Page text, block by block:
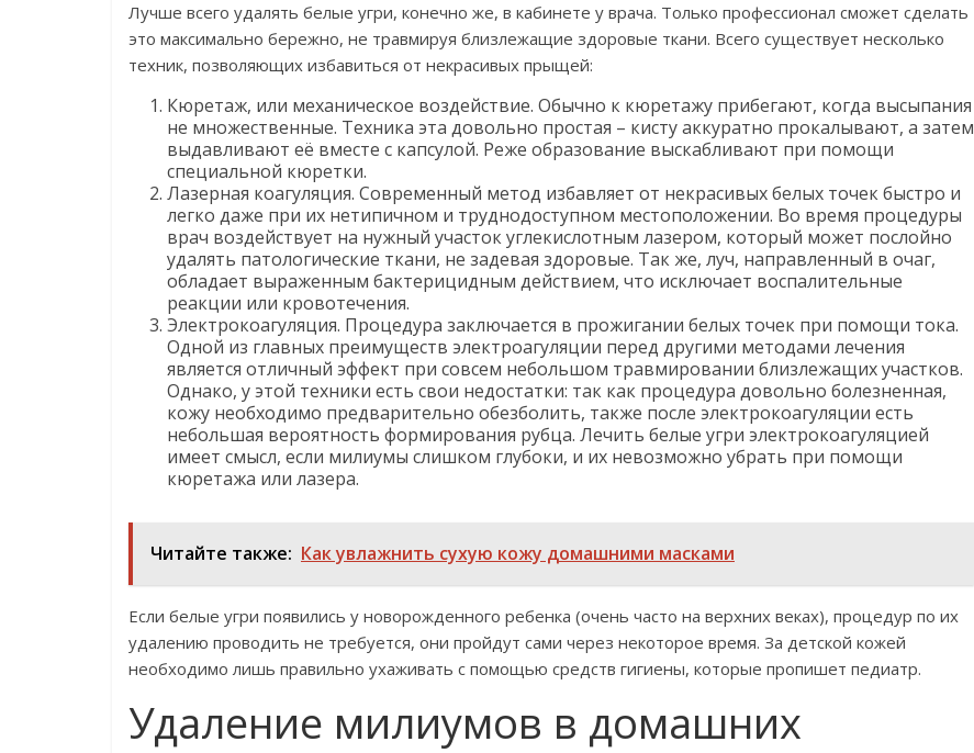
Лучше всего удалять белые угри, конечно же, в кабинете у врача. Только профессионал сможет сделать
это максимально бережно, не травмируя близлежащие здоровые ткани. Всего существует несколько
техник, позволяющих избавиться от некрасивых прыщей:
Кюретаж, или механическое воздействие. Обычно к кюретажу прибегают, когда высыпания
не множественные. Техника эта довольно простая – кисту аккуратно прокалывают, а затем
выдавливают её вместе с капсулой. Реже образование выскабливают при помощи
специальной кюретки.
Лазерная коагуляция. Современный метод избавляет от некрасивых белых точек быстро и
легко даже при их нетипичном и труднодоступном местоположении. Во время процедуры
врач воздействует на нужный участок углекислотным лазером, который может послойно
удалять патологические ткани, не задевая здоровые. Так же, луч, направленный в очаг,
обладает выраженным бактерицидным действием, что исключает воспалительные
реакции или кровотечения.
Электрокоагуляция. Процедура заключается в прожигании белых точек при помощи тока.
Одной из главных преимуществ электроагуляции перед другими методами лечения
является отличный эффект при совсем небольшом травмировании близлежащих участков.
Однако, у этой техники есть свои недостатки: так как процедура довольно болезненная,
кожу необходимо предварительно обезболить, также после электрокоагуляции есть
небольшая вероятность формирования рубца. Лечить белые угри электрокоагуляцией
имеет смысл, если милиумы слишком глубоки, и их невозможно убрать при помощи
кюретажа или лазера.
Читайте также: Как увлажнить сухую кожу домашними масками
Если белые угри появились у новорожденного ребенка (очень часто на верхних веках), процедур по их
удалению проводить не требуется, они пройдут сами через некоторое время. За детской кожей
необходимо лишь правильно ухаживать с помощью средств гигиены, которые пропишет педиатр.
Удаление милиумов в домашних